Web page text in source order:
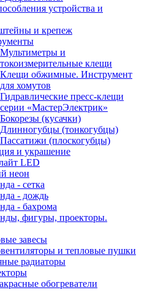
устройства и
и крепеж
Мультиметры и
токоизмерительные клещи
Клещи обжимные. Инструмент
для хомутов
Гидравлические пресс-клещи
серии «МастерЭлектрик»
Бокорезы (кусачки)
Длинногубцы (тонкогубцы)
Пассатижи (плоскогубцы)
и украшение
LED
неон
- сетка
- дождь
- бахрома
фигуры, проекторы.
завесы
и тепловые пушки
радиаторы
обогреватели